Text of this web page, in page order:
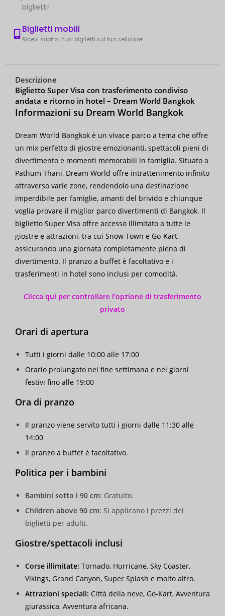
biglietti!
Biglietti mobili
Ricevi subito i tuoi biglietti sul tuo cellulare!
Descrizione
Biglietto Super Visa con trasferimento condiviso
andata e ritorno in hotel – Dream World Bangkok
Informazioni su Dream World Bangkok
Dream World Bangkok è un vivace parco a tema che offre
un mix perfetto di giostre emozionanti, spettacoli pieni di
divertimento e momenti memorabili in famiglia. Situato a
Pathum Thani, Dream World offre intrattenimento infinito
attraverso varie zone, rendendolo una destinazione
imperdibile per famiglie, amanti del brivido e chiunque
voglia provare il miglior parco divertimenti di Bangkok. Il
biglietto Super Visa offre accesso illimitato a tutte le
giostre e attrazioni, tra cui Snow Town e Go-Kart,
assicurando una giornata completamente piena di
divertimento. Il pranzo a buffet è facoltativo e i
trasferimenti in hotel sono inclusi per comodità.
Clicca qui per controllare l'opzione di trasferimento
privato
Orari di apertura
Tutti i giorni dalle 10:00 alle 17:00
Orario prolungato nei fine settimana e nei giorni
festivi fino alle 19:00
Ora di pranzo
Il pranzo viene servito tutti i giorni dalle 11:30 alle
14:00
Il pranzo a buffet è facoltativo.
Politica per i bambini
Bambini sotto i 90 cm: Gratuito.
Children above 90 cm: Si applicano i prezzi dei
biglietti per adulti.
Giostre/spettacoli inclusi
Corse illimitate: Tornado, Hurricane, Sky Coaster,
Vikings, Grand Canyon, Super Splash e molto altro.
Attrazioni speciali: Città della neve, Go-Kart, Avventura
giurassica, Avventura africana.